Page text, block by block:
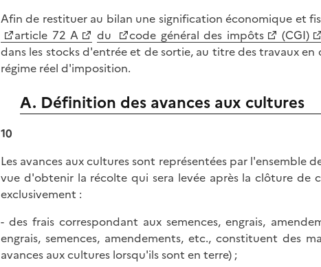
Afin de restituer au bilan une signification économique et
article 72 A
du code général des impôts (CGI)
dans les stocks d'entrée et de sortie, au titre des travaux
régime réel d'imposition.
A. Définition des avances aux cultures
10
Les avances aux cultures sont représentées par l'ensemble
vue d'obtenir la récolte qui sera levée après la clôture de
exclusivement :
- des frais correspondant aux semences, engrais,
engrais, semences, amendements, etc., constituent des
avances aux cultures lorsqu'ils sont en terre) ;